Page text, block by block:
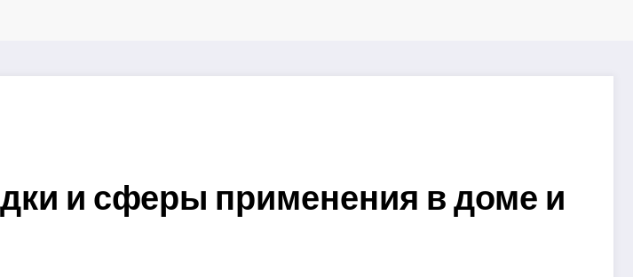
и сферы применения в доме и